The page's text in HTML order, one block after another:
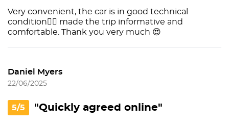
Very convenient, the car is in good technical
condition👌🏻 made the trip informative and
comfortable. Thank you very much 😍
Daniel Myers
22/06/2025
5/5 "Quickly agreed online"